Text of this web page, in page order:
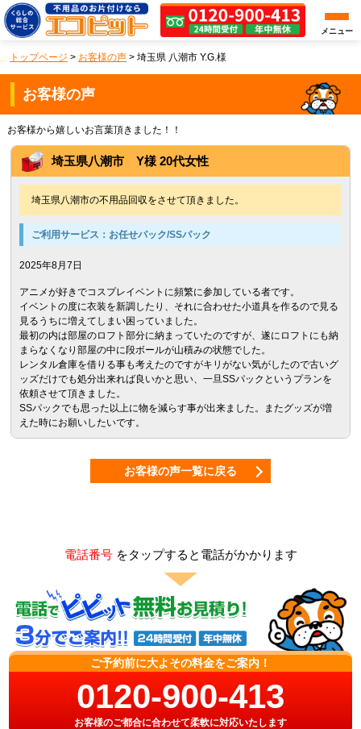
メニュー
トップページ > お客様の声 > 埼玉県 八潮市 Y.G.様
お客様の声
お客様から嬉しいお言葉頂きました！！
埼玉県八潮市 Y様 20代女性
埼玉県八潮市の不用品回収をさせて頂きました。
ご利用サービス： お任せパック/SSパック
2025年8月7日
アニメが好きでコスプレイベントに頻繁に参加している者です。
イベントの度に衣装を新調したり、それに合わせた小道具を作るので見る
見るうちに増えてしまい困っていました。
最初の内は部屋のロフト部分に納まっていたのですが、遂にロフトにも納
まらなくなり部屋の中に段ボールが山積みの状態でした。
レンタル倉庫を借りる事も考えたのですがキリがない気がしたので古いグ
ッズだけでも処分出来れば良いかと思い、一旦SSパックというプランを
依頼させて頂きました。
SSパックでも思った以上に物を減らす事が出来ました。またグッズが増
えた時にお願いしたいです。
お客様の声一覧に戻る
電話番号をタップすると電話がかかります
ご予約前に大よその料金をご案内！
0120-900-413
お客様のご都合に合わせて柔軟に対応いたします